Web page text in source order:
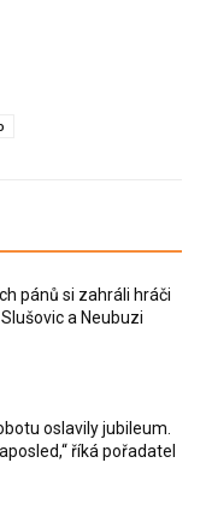
pánů si zahráli hráči
a Neubuzi
oslavily jubileum.
říká pořadatel